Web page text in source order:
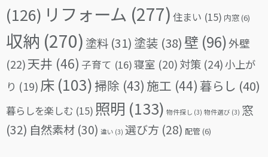
(126) リフォーム (277) 住まい (15) 内窓(6)
収納 (270) 塗料 (31) 塗装 (38) 壁 (96)外壁
(22)天井 (46) 子育て (16)寝室 (20) 対策 (24)小上が
り (19) 床 (103)掃除 (43) 施工 (44) 暮らし (40)
暮らしを楽しむ (15) 照明 (133) 物件探し (3) 物件選び (3) 窓
(32) 自然素材 (30) 違い (3) 選び方 (28) 配管(6)